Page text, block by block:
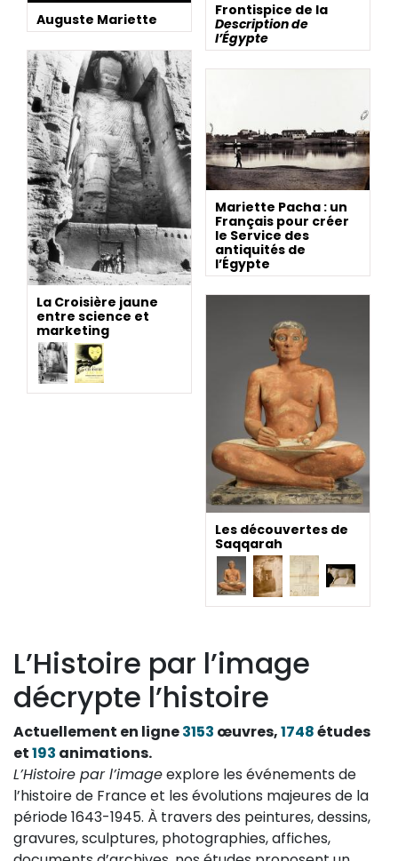
Frontispice de la
Description de
l’Égypte
Auguste Mariette
La Croisière jaune
entre science et
marketing
Mariette Pacha : un
Français pour créer
le Service des
antiquités de
l’Égypte
Les découvertes de
Saqqarah
L’Histoire par l’image
décrypte l’histoire
Actuellement en ligne3153 œuvres,1748études
et193 animations.
L’Histoire par l’imageexplore les événements de
l’histoire de France et les évolutions majeures de la
période 1643-1945. À travers des peintures, dessins,
gravures, sculptures, photographies, affiches,